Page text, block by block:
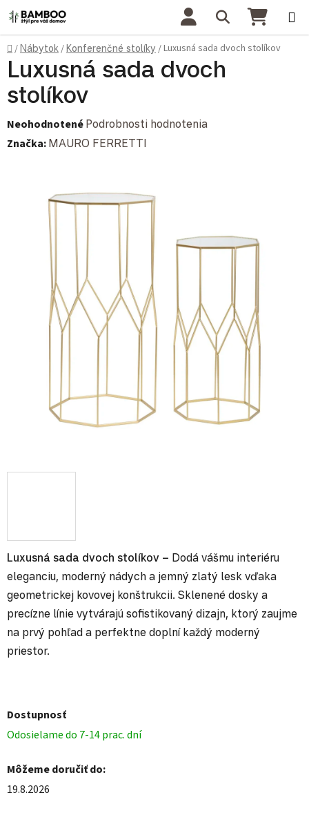
Prejsť na obsah Hľadať
Domov
/Nábytok /Konferenčné stolíky /Luxusná sada dvoch stolíkov
Luxusná sada dvoch stolíkov – Dodá vášmu interiéru
eleganciu, moderný nádych a jemný zlatý lesk vďaka
geometrickej kovovej konštrukcii. Sklenené dosky a
precízne línie vytvárajú sofistikovaný dizajn, ktorý zaujme
na prvý pohľad a perfektne doplní každý moderný
priestor.
Dostupnosť
Odosielame do 7-14 prac. dní
Môžeme doručiť do:
19.8.2026
Luxusná sada dvoch
stolíkov
Priemerné hodnotenie produktu je 0,0 z 5 hviezdičiek.
Neohodnotené Podrobnosti hodnotenia
Značka: MAURO FERRETTI